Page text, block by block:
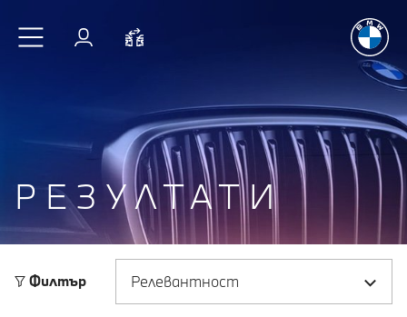
Вход
РЕЗУЛТАТИ
Филтър